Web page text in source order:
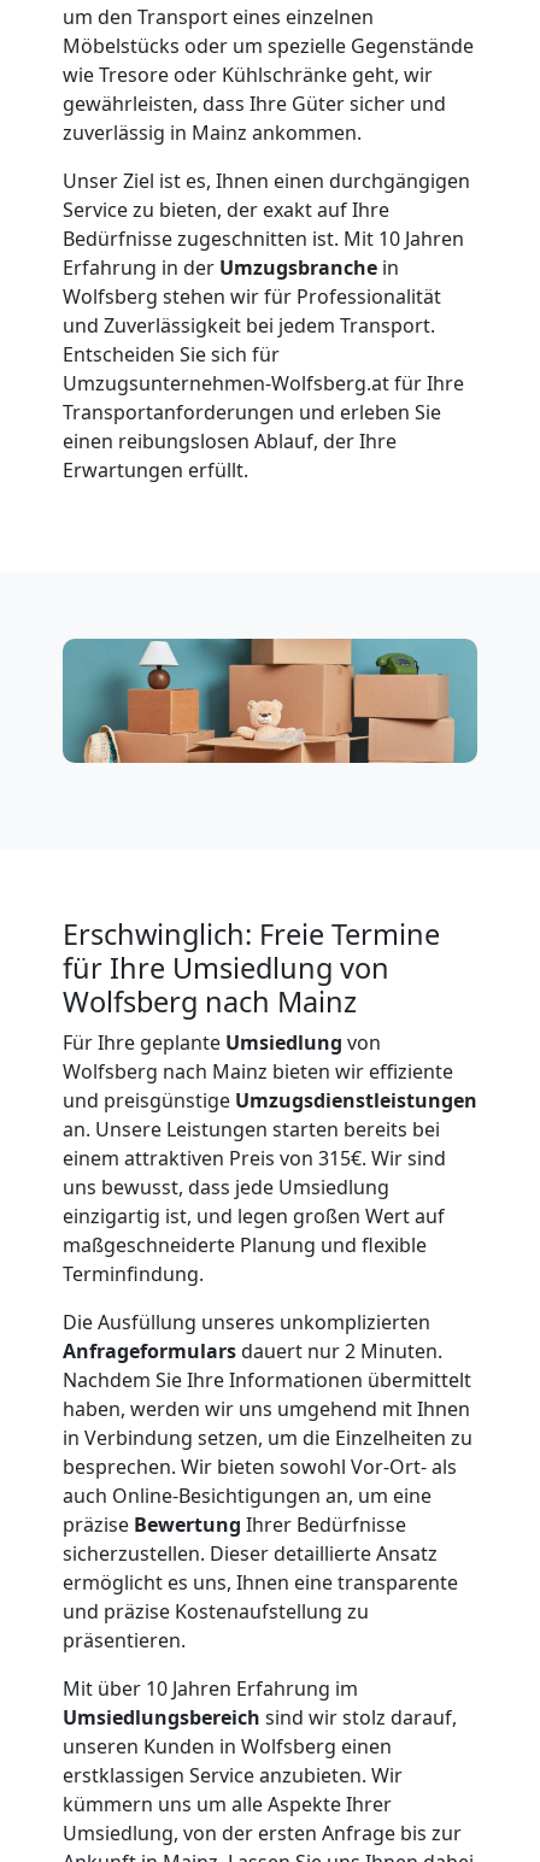
um den Transport eines einzelnen
Möbelstücks oder um spezielle Gegenstände
wie Tresore oder Kühlschränke geht, wir
gewährleisten, dass Ihre Güter sicher und
zuverlässig in Mainz ankommen.
Unser Ziel ist es, Ihnen einen durchgängigen
Service zu bieten, der exakt auf Ihre
Bedürfnisse zugeschnitten ist. Mit 10 Jahren
Erfahrung in der Umzugsbranche in
Wolfsberg stehen wir für Professionalität
und Zuverlässigkeit bei jedem Transport.
Entscheiden Sie sich für
Umzugsunternehmen-Wolfsberg.at für Ihre
Transportanforderungen und erleben Sie
einen reibungslosen Ablauf, der Ihre
Erwartungen erfüllt.
Erschwinglich: Freie Termine
für Ihre Umsiedlung von
Wolfsberg nach Mainz
Für Ihre geplante Umsiedlung von
Wolfsberg nach Mainz bieten wir effiziente
und preisgünstige Umzugsdienstleistungen
an. Unsere Leistungen starten bereits bei
einem attraktiven Preis von 315€. Wir sind
uns bewusst, dass jede Umsiedlung
einzigartig ist, und legen großen Wert auf
maßgeschneiderte Planung und flexible
Terminfindung.
Die Ausfüllung unseres unkomplizierten
Anfrageformularsdauert nur 2 Minuten.
Nachdem Sie Ihre Informationen übermittelt
haben, werden wir uns umgehend mit Ihnen
in Verbindung setzen, um die Einzelheiten zu
besprechen. Wir bieten sowohl Vor-Ort- als
auch Online-Besichtigungen an, um eine
präzise Bewertung Ihrer Bedürfnisse
sicherzustellen. Dieser detaillierte Ansatz
ermöglicht es uns, Ihnen eine transparente
und präzise Kostenaufstellung zu
präsentieren.
Mit über 10 Jahren Erfahrung im
Umsiedlungsbereich sind wir stolz darauf,
unseren Kunden in Wolfsberg einen
erstklassigen Service anzubieten. Wir
kümmern uns um alle Aspekte Ihrer
Umsiedlung, von der ersten Anfrage bis zur
Wolfsberg
Qualitäts-
Umzüge
Wolfsberg
Vereinsumzug
Wolfsberg
National
Möbeltransport
National
Beiladung
International
Internationaler
Umzug
Nationaler
Umzug